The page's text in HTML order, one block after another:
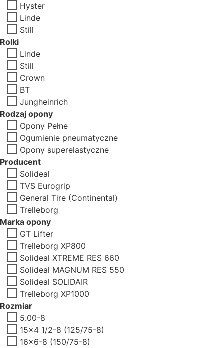
Hyster
Linde
Still
Rolki
Linde
Still
Crown
BT
Jungheinrich
Rodzaj opony
Opony Pełne
Ogumienie pneumatyczne
Opony superelastyczne
Producent
Solideal
TVS Eurogrip
General Tire (Continental)
Trelleborg
Marka opony
GT Lifter
Trelleborg XP800
Solideal XTREME RES 660
Solideal MAGNUM RES 550
Solideal SOLIDAIR
Trelleborg XP1000
Rozmiar
5.00-8
15x4 1/2-8 (125/75-8)
16x6-8 (150/75-8)